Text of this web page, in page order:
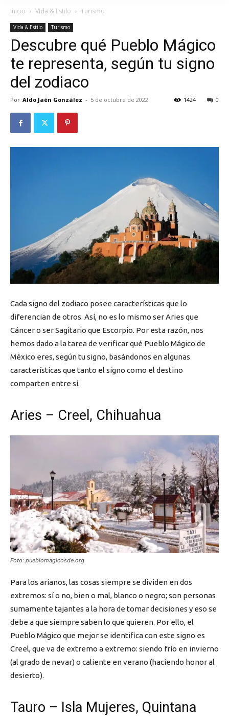
Inicio Vida & Estilo Turismo
Vida & Estilo Turismo
Descubre qué Pueblo Mágico
te representa, según tu signo
del zodiaco
Por Aldo Jaén González - 5 de octubre de 2022 0
1424
Cada signo del zodiaco posee características que lo
diferencian de otros. Así, no es lo mismo ser Aries que
Cáncer o ser Sagitario que Escorpio. Por esta razón, nos
hemos dado a la tarea de verificar qué Pueblo Mágico de
México eres, según tu signo, basándonos en algunas
características que tanto el signo como el destino
comparten entre sí.
Aries – Creel, Chihuahua
Foto: pueblomagicosde.org
Para los arianos, las cosas siempre se dividen en dos
extremos: sí o no, bien o mal, blanco o negro; son personas
sumamente tajantes a la hora de tomar decisiones y eso se
debe a que siempre saben lo que quieren. Por ello, el
Pueblo Mágico que mejor se identifica con este signo es
Creel, que va de extremo a extremo: siendo frío en invierno
(al grado de nevar) o caliente en verano (haciendo honor al
desierto).
Tauro – Isla Mujeres, Quintana